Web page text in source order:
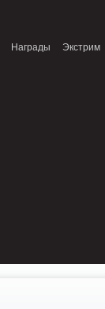
Награды Экстрим